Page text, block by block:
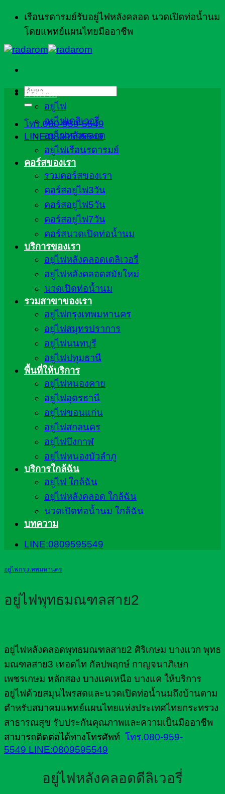
ข้าม
ยัง
เรือนรดารมย์รับอยู่ไฟหลังคลอด นวดเปิดท่อน้ำนม
โดยแพทย์แผนไทยมืออาชีพ
ค้นหา:
โทร.080-959-5549
LINE:0809595549
ภาพรวม
อยู่ไฟ
อยู่ไฟเดลิเวอรี่
อยู่ไฟหลังคลอด
อยู่ไฟเรือนรดารมย์
คอร์สของเรา
รวมคอร์สของเรา
คอร์สอยู่ไฟ3วัน
คอร์สอยู่ไฟ5วัน
คอร์สอยู่ไฟ7วัน
คอร์สนวดเปิดท่อน้ำนม
บริการของเรา
อยู่ไฟหลังคลอดเดลิเวอรี่
อยู่ไฟหลังคลอดสมัยใหม่
นวดเปิดท่อน้ำนม
รวมสาขาของเรา
อยู่ไฟกรุงเทพมหานคร
อยู่ไฟสมุทรปราการ
อยู่ไฟนนทบุรี
อยู่ไฟปทุมธานี
พื้นที่ให้บริการ
อยู่ไฟหนองคาย
อยู่ไฟอุดรธานี
อยู่ไฟขอนแก่น
อยู่ไฟสกลนคร
อยู่ไฟบึงกาฬ
อยู่ไฟหนองบัวลำภู
บริการใกล้ฉัน
อยู่ไฟ ใกล้ฉัน
อยู่ไฟหลังคลอด ใกล้ฉัน
นวดเปิดท่อน้ำนม ใกล้ฉัน
บทความ
LINE:0809595549
อยู่ไฟกรุงเทพมหานคร
อยู่ไฟพุทธมณฑลสาย2
อยู่ไฟหลังคลอดพุทธมณฑลสาย2 ศิริเกษม บางแวก พุทธ
มณฑลสาย3 เทอดไท กัลปพฤกษ์ กาญจนาภิเษก
เพชรเกษม หลักสอง บางแคเหนือ บางแค ให้บริการ
อยู่ไฟด้วยสมุนไพรสดและนวดเปิดท่อน้ำนมถึงบ้านตาม
ตำหรับสมาคมแพทย์แผนไทยแห่งประเทศไทยกระทรวง
สาธารณสุข รับประกันคุณภาพและความเป็นมืออาชีพ
สามารถติดต่อได้ทางโทรศัพท์ โทร.080-959-
5549 LINE:0809595549
อยู่ไฟหลังคลอดดีลิเวอรี่